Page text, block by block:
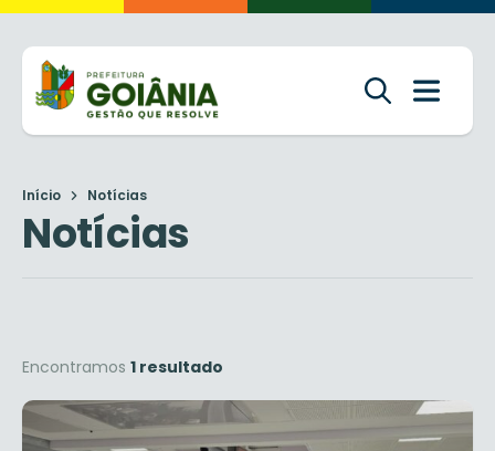
Início Notícias
Notícias
Encontramos 1 resultado